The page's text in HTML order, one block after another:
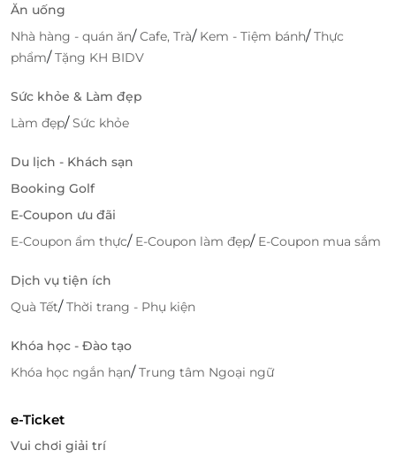
Ăn uống
Nhà hàng - quán ăn/Cafe, Trà/ Kem - Tiệm bánh/Thực
phẩm/Tặng KH BIDV
Sức khỏe & Làm đẹp
Làm đẹp/Sức khỏe
Du lịch - Khách sạn
Booking Golf
E-Coupon ưu đãi
E-Coupon ẩm thực/ E-Coupon làm đẹp/ E-Coupon mua sắm
Dịch vụ tiện ích
Quà Tết/Thời trang - Phụ kiện
Khóa học - Đào tạo
Khóa học ngắn hạn/Trung tâm Ngoại ngữ
e-Ticket
Vui chơi giải trí